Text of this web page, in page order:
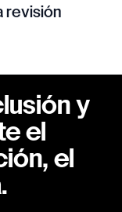
revisión
y
el
el